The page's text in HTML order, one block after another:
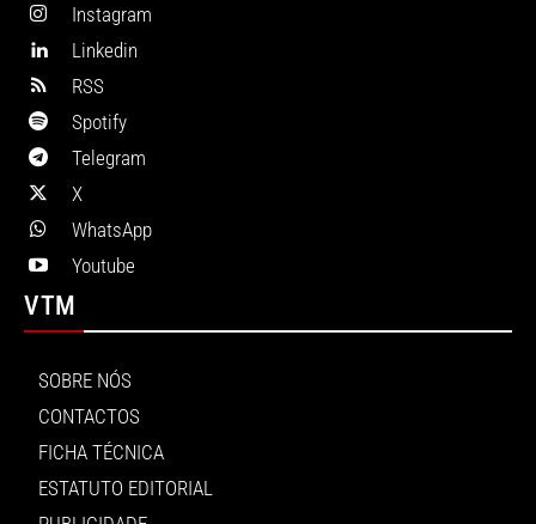
Instagram
Linkedin
RSS
Spotify
Telegram
X
WhatsApp
Youtube
VTM
SOBRE NÓS
CONTACTOS
FICHA TÉCNICA
ESTATUTO EDITORIAL